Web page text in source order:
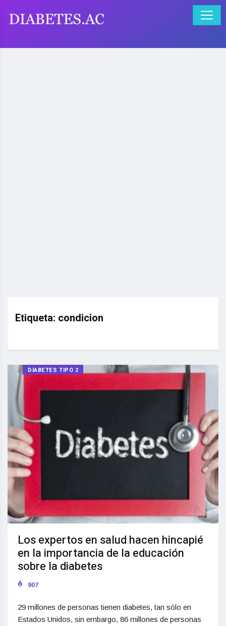
Etiqueta: condicion
DIABETES TIPO 2
Los expertos en salud hacen hincapié
en la importancia de la educación
sobre la diabetes
907
29 millones de personas tienen diabetes, tan sólo en
Estados Unidos, sin embargo, 86 millones de personas